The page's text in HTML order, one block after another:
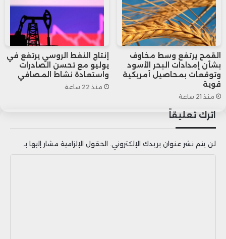
خبيرة تحليل الأسواق في “فيليب نوفا” في
تعقيب لوكالة “رويترز”.
وأوضحت أن آمال خفض الاحتياطي
الفيدرالي للفائدة، وموسم السفر الصيفي
في الولايات المتحدة عوامل تحافظ على
زخم الطلب على الذهب الأسود في أكبر
اقتصادات العالم.
القمح يرتفع وسط مخاوف
بشأن إمدادات البحر الأسود
وتوقعات بمحاصيل أمريكية
قوية
منذ 21 ساعة
إنتاج النفط الروسي يرتفع في
يوليو مع تحسن الصادرات
واستعادة نشاط المصافي
منذ 22 ساعة
اترك تعليقاً
لن يتم نشر عنوان بريدك الإلكتروني. الحقول الإلزامية مشار إليها بـ